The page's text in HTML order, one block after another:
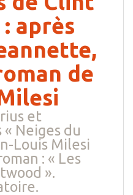
après
de
et
Neiges du
Louis Milesi
: « Les
».